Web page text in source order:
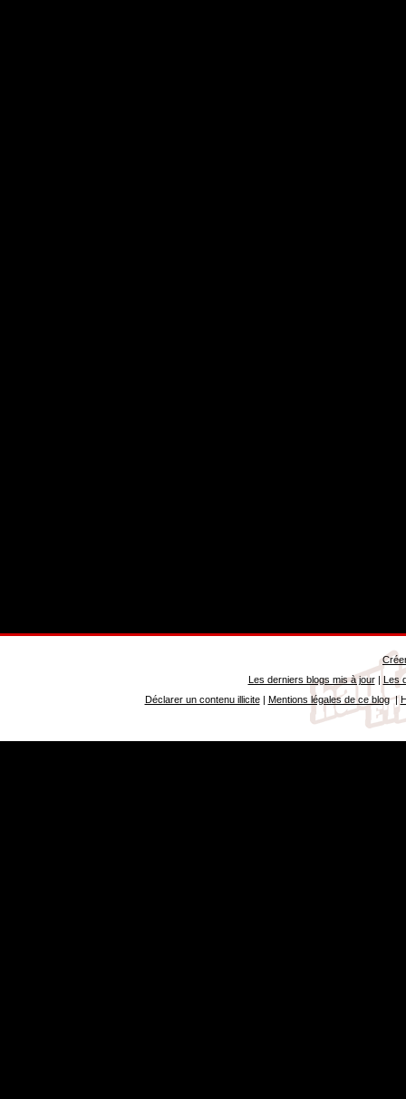
Les derniers blogs mis à jour| Les
Déclarer un contenu illicite| Mentions légales de ce blog|